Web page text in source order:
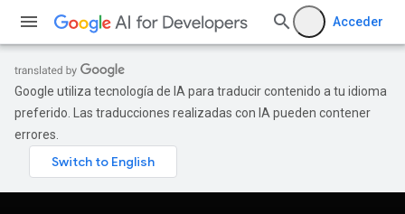
Acceder
Google utiliza tecnología de IA para traducir contenido a tu idioma
preferido. Las traducciones realizadas con IA pueden contener
errores.